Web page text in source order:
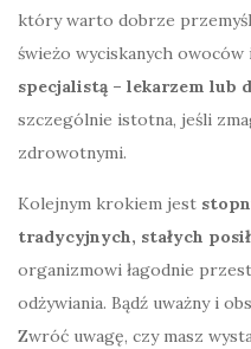
który warto dobrze
świeżo wyciskanych owoców
specjalistą – lekarzem lub
szczególnie istotna, jeśli
zdrowotnymi.
Kolejnym krokiem jest
tradycyjnych, stałych
organizmowi łagodnie
odżywiania. Bądź uważny i
Zwróć uwagę, czy masz